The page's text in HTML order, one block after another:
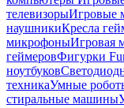
телевизорыИгровые
наушникиКресла
микрофоныИгровая
геймеровФигурки
ноутбуков
техникаУмные
стиральные машины